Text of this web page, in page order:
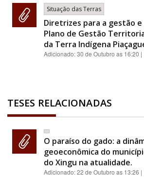
Situação das Terras
Diretrizes para a gestão
Plano de Gestão
da Terra Indígena
Adicionado:30 de Outubro as 16:20 |
TESES RELACIONADAS
O paraíso do gado: a
geoeconômica do
do Xingu na atualidade.
Adicionado:22 de Outubro as 13:26 |